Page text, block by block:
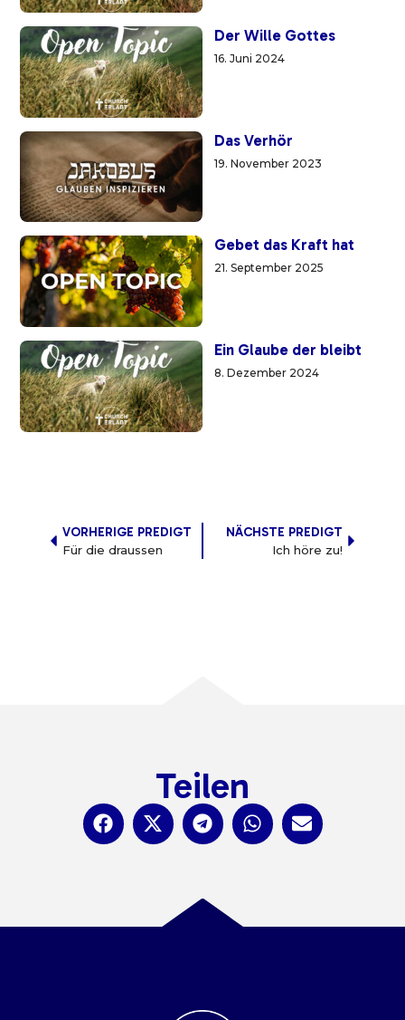
Der Wille Gottes
16. Juni 2024
Das Verhör
19. November 2023
Gebet das Kraft hat
21. September 2025
Ein Glaube der bleibt
8. Dezember 2024
VORHERIGE PREDIGT
Für die draussen
NÄCHSTE PREDIGT
Ich höre zu!
Teilen